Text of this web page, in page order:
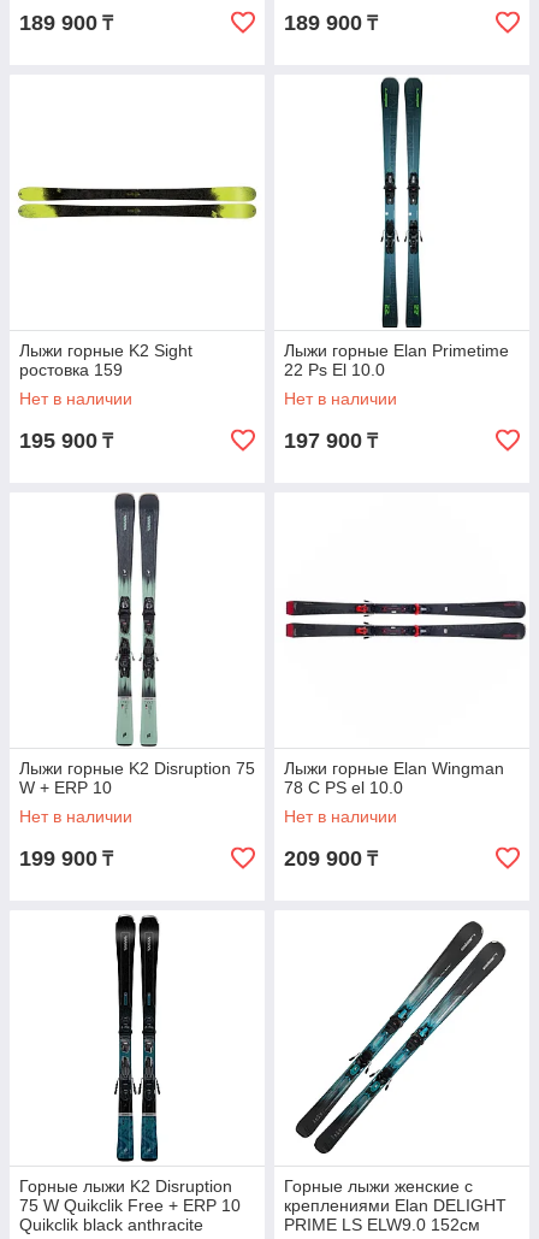
189 900 ₸ 189 900 ₸
Лыжи горные K2 Sight
ростовка 159
Нет в наличии
195 900 ₸
Лыжи горные Elan Primetime
22 Ps El 10.0
Нет в наличии
197 900 ₸
Лыжи горные K2 Disruption 75
W + ERP 10
Нет в наличии
199 900 ₸
Лыжи горные Elan Wingman
78 C PS el 10.0
Нет в наличии
209 900 ₸
Горные лыжи K2 Disruption
75 W Quikclik Free + ERP 10
Quikclik black anthracite
Горные лыжи женские с
креплениями Elan DELIGHT
PRIME LS ELW9.0 152см